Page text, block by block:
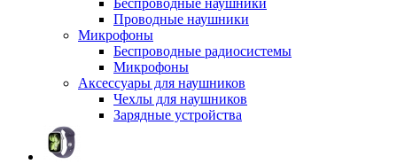
Беспроводные наушники
Проводные наушники
Микрофоны
Беспроводные радиосистемы
Микрофоны
Аксессуары для наушников
Чехлы для наушников
Зарядные устройства